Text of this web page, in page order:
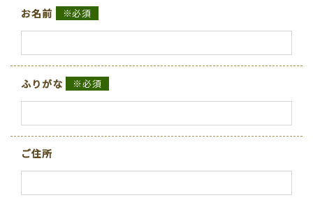
お名前 ※必須
ふりがな ※必須
ご住所